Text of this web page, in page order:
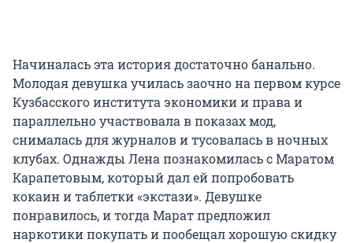
Начиналась эта история достаточно банально.
Молодая девушка училась заочно на первом курсе
Кузбасского института экономики и права и
параллельно участвовала в показах мод,
снималась для журналов и тусовалась в ночных
клубах. Однажды Лена познакомилась с Маратом
Карапетовым, который дал ей попробовать
кокаин и таблетки «экстази». Девушке
понравилось, и тогда Марат предложил
наркотики покупать и пообещал хорошую скидку